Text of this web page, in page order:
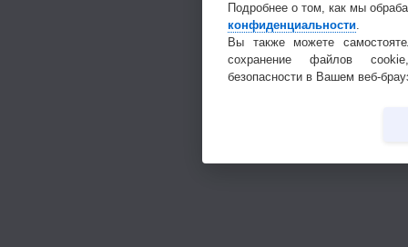
Подробнее о том, как мы
конфиденциальности.
Вы также можете
сохранение файлов
безопасности в Вашем веб-